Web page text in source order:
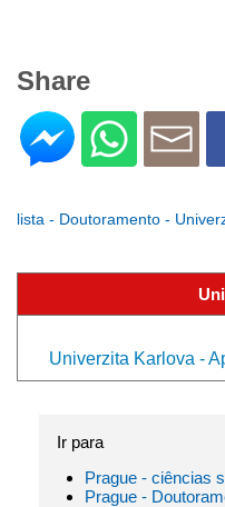
Share
lista - Doutoramento -
Univerzita Karlova -
Ir para
Prague - ciências
Prague -